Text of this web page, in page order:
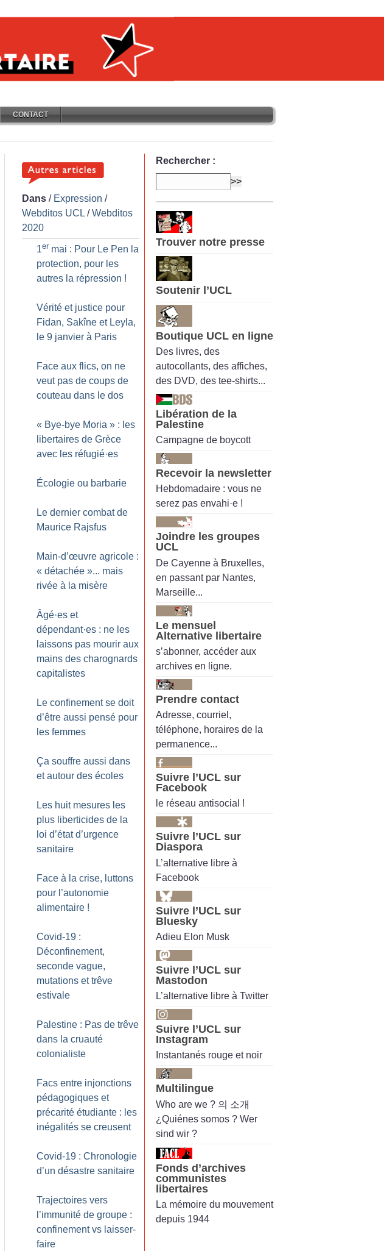
CONTACT
Dans / Expression /
Webditos UCL /Webditos
2020
1er mai : Pour Le Pen la
protection, pour les
autres la répression !
Vérité et justice pour
Fidan, Sakîne et Leyla,
le 9 janvier à Paris
Face aux flics, on ne
veut pas de coups de
couteau dans le dos
« Bye-bye Moria » : les
libertaires de Grèce
avec les réfugié·es
Écologie ou barbarie
Le dernier combat de
Maurice Rajsfus
Main-d’œuvre agricole :
« détachée »... mais
rivée à la misère
Âgé·es et
dépendant·es : ne les
laissons pas mourir aux
mains des charognards
capitalistes
Le confinement se doit
d’être aussi pensé pour
les femmes
Ça souffre aussi dans
et autour des écoles
Les huit mesures les
plus liberticides de la
loi d’état d’urgence
sanitaire
Face à la crise, luttons
pour l’autonomie
alimentaire !
Covid-19 :
Déconfinement,
seconde vague,
mutations et trêve
estivale
Palestine : Pas de trêve
dans la cruauté
colonialiste
Facs entre injonctions
pédagogiques et
précarité étudiante : les
inégalités se creusent
Covid-19 : Chronologie
d’un désastre sanitaire
Trajectoires vers
l’immunité de groupe :
confinement vs laisser-
faire
Rechercher :
Trouver notre presse
Soutenir l’UCL
Boutique UCL en ligne
Des livres, des
autocollants, des affiches,
des DVD, des tee-shirts...
Libération de la
Palestine
Campagne de boycott
Recevoir la newsletter
Hebdomadaire : vous ne
serez pas envahi·e !
Joindre les groupes
UCL
De Cayenne à Bruxelles,
en passant par Nantes,
Marseille...
Le mensuel
Alternative libertaire
s’abonner, accéder aux
archives en ligne.
Prendre contact
Adresse, courriel,
téléphone, horaires de la
permanence...
Suivre l’UCL sur
Facebook
le réseau antisocial !
Suivre l’UCL sur
Diaspora
L’alternative libre à
Facebook
Suivre l’UCL sur
Bluesky
Adieu Elon Musk
Suivre l’UCL sur
Mastodon
L’alternative libre à Twitter
Suivre l’UCL sur
Instagram
Instantanés rouge et noir
Multilingue
Who are we ? 의 소개
¿Quiénes somos ? Wer
sind wir ?
Fonds d’archives
communistes
libertaires
La mémoire du mouvement
depuis 1944